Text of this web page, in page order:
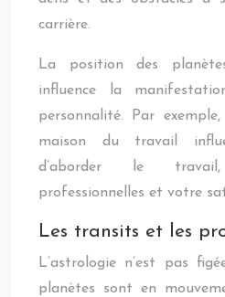
carrière.
La position des
influence la
personnalité. Par
maison du travail
d’aborder le
professionnelles et votre
Les transits et les
L’astrologie n’est pas
planètes sont en